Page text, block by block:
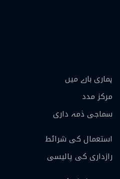
ہماری بارے ميں
مرکز مدد
سماجی ذمہ داری
استعمال کی شرائط
رازداری کی پالیسی